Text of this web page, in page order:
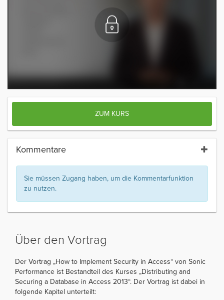
ZUM KURS
Kommentare
Sie müssen Zugang haben, um die Kommentarfunktion
zu nutzen.
Über den Vortrag
Der Vortrag „How to Implement Security in Access“ von Sonic
Performance ist Bestandteil des Kurses „Distributing and
Securing a Database in Access 2013“. Der Vortrag ist dabei in
folgende Kapitel unterteilt: